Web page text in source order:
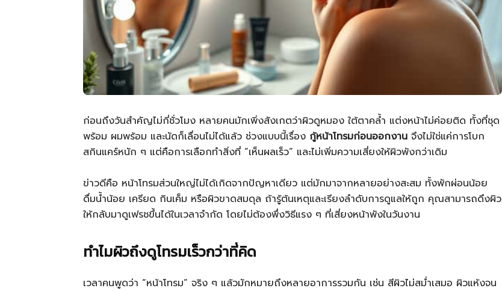
ไทย
ก่อนถึงวันสำคัญไม่กี่ชั่วโมง หลายคนมักเพิ่งสังเกตว่าผิวดูหมอง ใต้ตาคล้ำ แต่งหน้าไม่ค่อยติด ทั้งที่ชุด
พร้อม ผมพร้อม และนัดก็เลื่อนไม่ได้แล้ว ช่วงแบบนี้เรื่อง กู้หน้าโทรมก่อนออกงาน จึงไม่ใช่แค่การโบก
สกินแคร์หนัก ๆ แต่คือการเลือกทำสิ่งที่ “เห็นผลเร็ว” และไม่เพิ่มความเสี่ยงให้ผิวพังกว่าเดิม
ข่าวดีคือ หน้าโทรมส่วนใหญ่ไม่ได้เกิดจากปัญหาเดียว แต่มักมาจากหลายอย่างสะสม ทั้งพักผ่อนน้อย
ดื่มน้ำน้อย เครียด กินเค็ม หรือผิวขาดสมดุล ถ้ารู้ต้นเหตุและเรียงลำดับการดูแลให้ถูก คุณสามารถดึงผิว
ให้กลับมาดูเฟรชขึ้นได้ในเวลาจำกัด โดยไม่ต้องพึ่งวิธีแรง ๆ ที่เสี่ยงหน้าพังในวันงาน
ทำไมผิวถึงดูโทรมเร็วกว่าที่คิด
เวลาคนพูดว่า “หน้าโทรม” จริง ๆ แล้วมักหมายถึงหลายอาการรวมกัน เช่น สีผิวไม่สม่ำเสมอ ผิวแห้งจน